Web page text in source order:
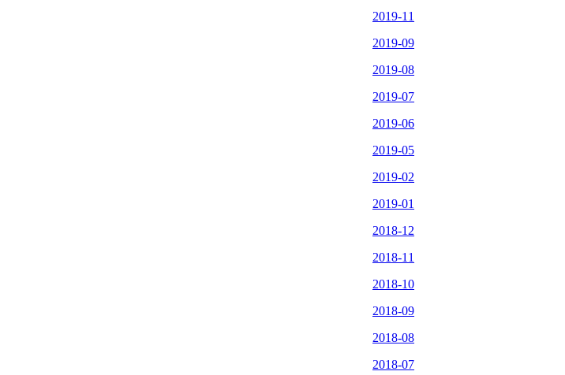
2019-11
2019-09
2019-08
2019-07
2019-06
2019-05
2019-02
2019-01
2018-12
2018-11
2018-10
2018-09
2018-08
2018-07